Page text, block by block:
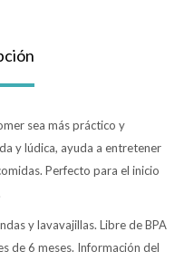
sea más práctico y
y lúdica, ayuda a entretener
Perfecto para el inicio
y lavavajillas. Libre de BPA
de 6 meses. Información del